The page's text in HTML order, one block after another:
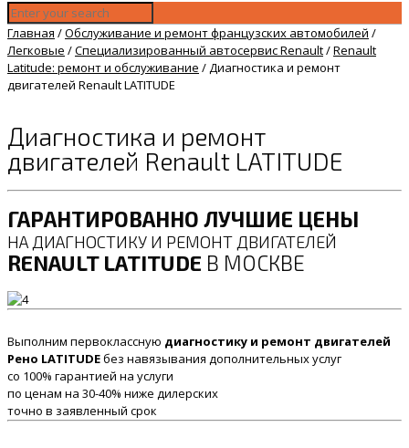
Главная /Обслуживание и ремонт французских автомобилей /
Легковые /Специализированный автосервис Renault/Renault
Latitude: ремонт и обслуживание /Диагностика и ремонт
двигателей Renault LATITUDE
Диагностика и ремонт
двигателей Renault LATITUDE
ГАРАНТИРОВАННО ЛУЧШИЕ ЦЕНЫ
НА ДИАГНОСТИКУ И РЕМОНТ ДВИГАТЕЛЕЙ
RENAULT LATITUDE В МОСКВЕ
Выполним первоклассную диагностику и ремонт двигателей
Рено LATITUDEбез навязывания дополнительных услуг
со 100% гарантией на услуги
по ценам на 30-40% ниже дилерских
точно в заявленный срок